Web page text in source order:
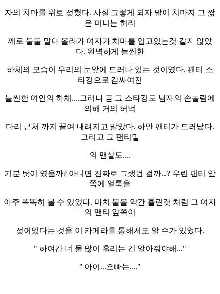
자의 치마를 위로 젖혔다. 사실 그렇게 되자 말이 치마지 그 짧
은 미니는 허리
께로 둘둘 말아 올라가 여자가 치마를 입고있는것 같지 않았
다. 완벽하게 늘씬한
하체의 모습이 우리의 눈앞에 드러나 있는 것이였다. 팬티 스
타킹으로 감싸여진
늘씬한 여인의 하체....그러나 곧 그 스타킹도 남자의 손놀림에
의해 거의 허벅
다리 근처 까지 끌여 내려지고 말았다. 하얀 팬티가 드러났다.
그리고 그 팬티밑
의 맨살도....
기분 탓이 였을까? 아니면 진짜로 그랬던 걸까...? 우린 팬티 앞
쪽에 얼룩을
아주 똑똑히 볼 수 있었다. 마치 물을 약간 흘린것 처럼 그 여자
의 팬티 앞쪽이
젖어있다는 것을 이 카메라를 통해서도 알 수가 있었다.
" 하여간 너 물 많이 흘리는 건 알아줘야해..."
" 아이...오빠는...."